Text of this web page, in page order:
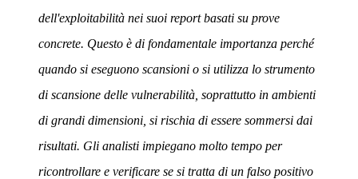
dell'exploitabilità nei suoi report basati su prove
concrete. Questo è di fondamentale importanza perché
quando si eseguono scansioni o si utilizza lo strumento
di scansione delle vulnerabilità, soprattutto in ambienti
di grandi dimensioni, si rischia di essere sommersi dai
risultati. Gli analisti impiegano molto tempo per
ricontrollare e verificare se si tratta di un falso positivo